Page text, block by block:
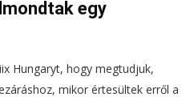
egy
Hungaryt, hogy megtudjuk,
mikor értesültek erről a